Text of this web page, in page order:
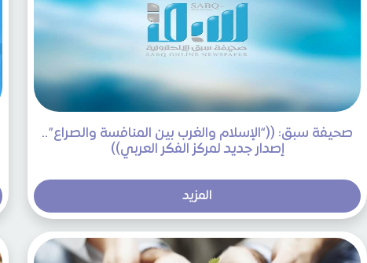
صحيفة سبق: ((“الإسلام والغرب بين المنافسة والصراع”..
إصدار جديد لمركز الفكر العربي))
المزيد